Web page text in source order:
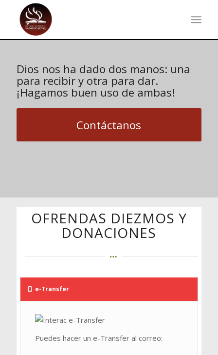
Dios nos ha dado dos manos: una
para recibir y otra para dar.
¡Hagamos buen uso de ambas!
Contáctanos
OFRENDAS DIEZMOS Y
DONACIONES
e-Transfer
Puedes hacer un e-Transfer al correo: